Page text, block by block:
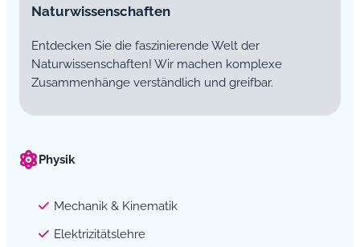
Naturwissenschaften
Entdecken Sie die faszinierende Welt der
Naturwissenschaften! Wir machen komplexe
Zusammenhänge verständlich und greifbar.
Physik
Mechanik & Kinematik
Elektrizitätslehre